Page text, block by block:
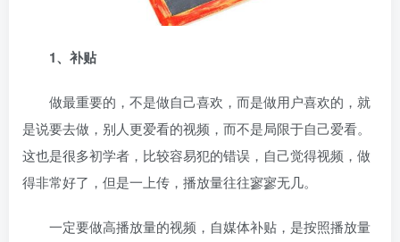
1、补贴
做最重要的，不是做自己喜欢，而是做用户喜欢的，就
是说要去做，别人更爱看的视频，而不是局限于自己爱看。
这也是很多初学者，比较容易犯的错误，自己觉得视频，做
得非常好了，但是一上传，播放量往往寥寥无几。
一定要做高播放量的视频，自媒体补贴，是按照播放量